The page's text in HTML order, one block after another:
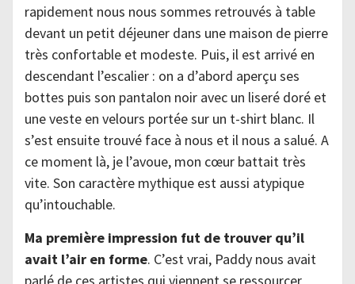
rapidement nous nous sommes retrouvés à table
devant un petit déjeuner dans une maison de pierre
très confortable et modeste. Puis, il est arrivé en
descendant l’escalier : on a d’abord aperçu ses
bottes puis son pantalon noir avec un liseré doré et
une veste en velours portée sur un t-shirt blanc. Il
s’est ensuite trouvé face à nous et il nous a salué. A
ce moment là, je l’avoue, mon cœur battait très
vite. Son caractère mythique est aussi atypique
qu’intouchable.
Ma première impression fut de trouver qu’il
avait l’air en forme. C’est vrai, Paddy nous avait
parlé de ces artistes qui viennent se ressourcer